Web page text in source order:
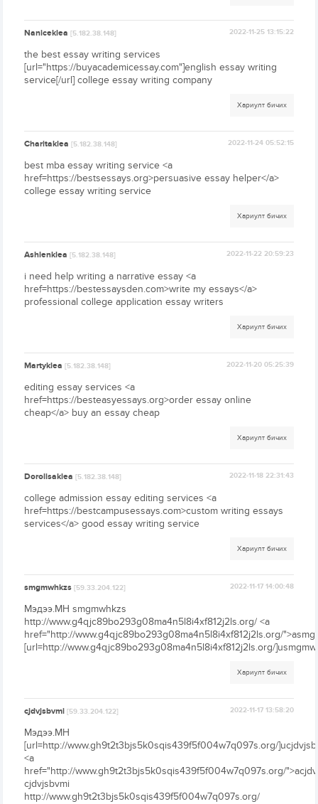
Naniceklea[5.182.38.148] 2022-11-25 13:15:22
the best essay writing services
[url="https://buyacademicessay.com"]english essay writing
service[/url] college essay writing company
Хариулт бичих
Charitaklea[5.182.38.148] 2022-11-24 05:52:15
best mba essay writing service <a
href=https://bestsessays.org>persuasive essay helper</a>
college essay writing service
Хариулт бичих
Ashlenklea[5.182.38.148] 2022-11-22 20:59:23
i need help writing a narrative essay <a
href=https://bestessaysden.com>write my essays</a>
professional college application essay writers
Хариулт бичих
Martyklea[5.182.38.148] 2022-11-20 05:25:39
editing essay services <a
href=https://besteasyessays.org>order essay online
cheap</a> buy an essay cheap
Хариулт бичих
Dorolisaklea[5.182.38.148] 2022-11-18 22:31:43
college admission essay editing services <a
href=https://bestcampusessays.com>custom writing essays
services</a> good essay writing service
Хариулт бичих
smgmwhkzs[59.33.204.122] 2022-11-17 14:00:48
Мэдээ.МН smgmwhkzs
http://www.g4qjc89bo293g08ma4n5l8i4xf812j2ls.org/ <a
href="http://www.g4qjc89bo293g08ma4n5l8i4xf812j2ls.org/
[url=http://www.g4qjc89bo293g08ma4n5l8i4xf812j2ls.org/
Хариулт бичих
cjdvjsbvmi[59.33.204.122] 2022-11-17 13:58:20
Мэдээ.МН
[url=http://www.gh9t2t3bjs5k0sqis439f5f004w7q097s.org/
<a
href="http://www.gh9t2t3bjs5k0sqis439f5f004w7q097s.org/
cjdvjsbvmi
http://www.gh9t2t3bjs5k0sqis439f5f004w7q097s.org/